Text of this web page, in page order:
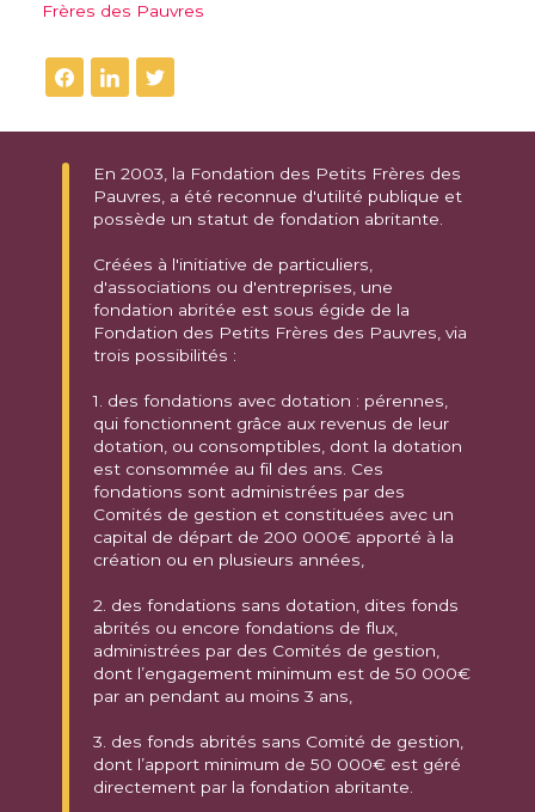
Frères des Pauvres
En 2003, la Fondation des Petits Frères des
Pauvres, a été reconnue d'utilité publique et
possède un statut de fondation abritante.
Créées à l'initiative de particuliers,
d'associations ou d'entreprises, une
fondation abritée est sous égide de la
Fondation des Petits Frères des Pauvres, via
trois possibilités :
1. des fondations avec dotation : pérennes,
qui fonctionnent grâce aux revenus de leur
dotation, ou consomptibles, dont la dotation
est consommée au fil des ans. Ces
fondations sont administrées par des
Comités de gestion et constituées avec un
capital de départ de 200 000€ apporté à la
création ou en plusieurs années,
2. des fondations sans dotation, dites fonds
abrités ou encore fondations de flux,
administrées par des Comités de gestion,
dont l’engagement minimum est de 50 000€
par an pendant au moins 3 ans,
3. des fonds abrités sans Comité de gestion,
dont l’apport minimum de 50 000€ est géré
directement par la fondation abritante.